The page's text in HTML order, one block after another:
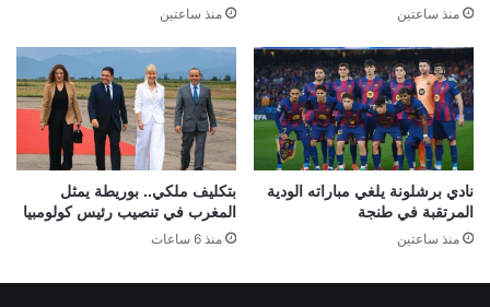
منذ ساعتين منذ ساعتين
نادي برشلونة يلغي مباراته الودية
المرتقبة في طنجة
منذ ساعتين
بتكليف ملكي.. بوريطة يمثل
المغرب في تنصيب رئيس كولومبيا
منذ 6 ساعات